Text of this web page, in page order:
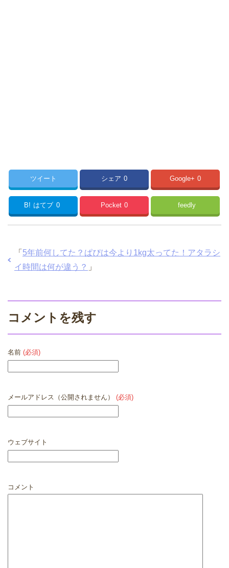
ツイート シェア 0 Google+ 0
B! はてブ 0 Pocket 0 feedly
「 5年前何してた？ぱぴは今より1kg太ってた！アタラシ
イ時間は何が違う？ 」
コメントを残す
名前 (必須)
メールアドレス（公開されません） (必須)
ウェブサイト
コメント